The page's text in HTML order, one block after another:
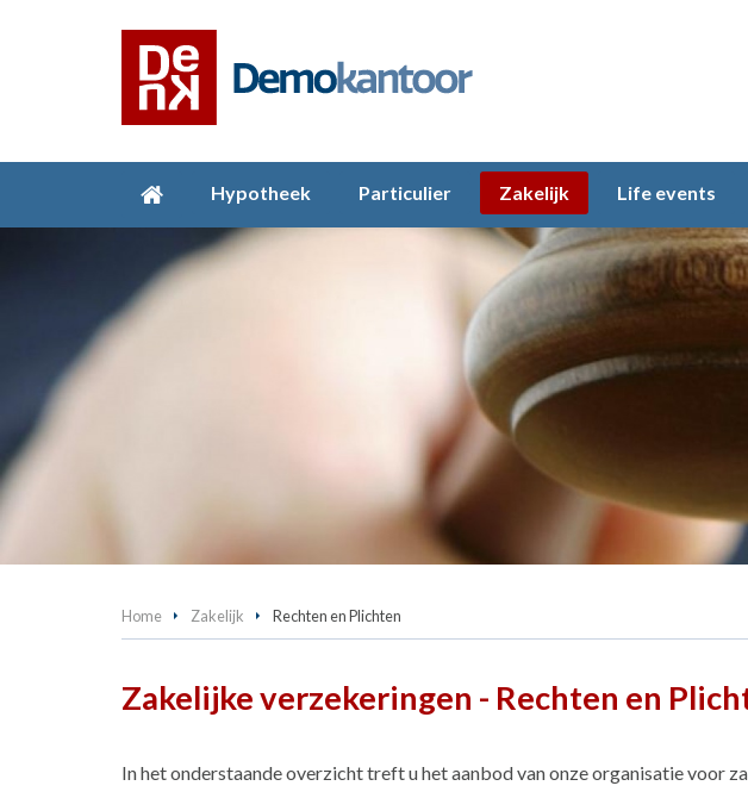
Hypotheek Particulier Zakelijk Life events
Home Zakelijk Rechten en Plichten
Zakelijke verzekeringen - Rechten en
In het onderstaande overzicht treft u het aanbod van onze organisatie voor